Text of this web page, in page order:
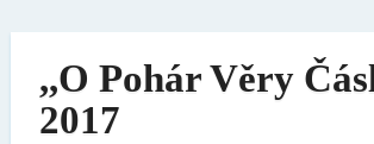
,,O Pohár Věry
2017